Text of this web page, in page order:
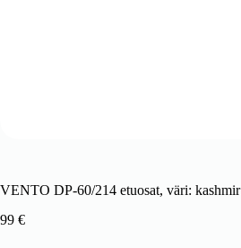
VENTO DP-60/214 etuosat, väri: kashmir
99 €